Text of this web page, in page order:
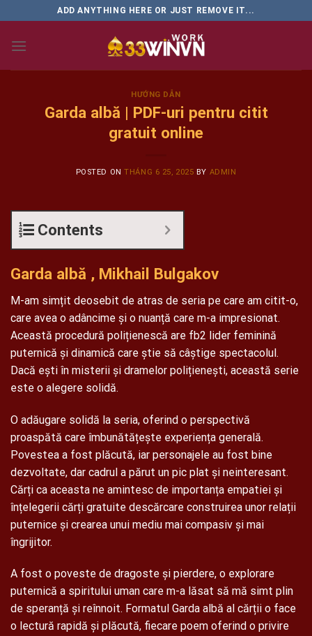
to
content
ADD ANYTHING HERE OR JUST REMOVE IT...
HƯỚNG DẪN
Garda albă | PDF-uri pentru citit
gratuit online
POSTED ONTHÁNG 6 25, 2025 BY ADMIN
Contents
Garda albă , Mikhail Bulgakov
M-am simțit deosebit de atras de seria pe care am citit-o,
care avea o adâncime și o nuanță care m-a impresionat.
Această procedură polițienescă are fb2 lider feminină
puternică și dinamică care știe să câștige spectacolul.
Dacă ești în misterii și dramelor polițienești, această serie
este o alegere solidă.
O adăugare solidă la seria, oferind o perspectivă
proaspătă care îmbunătățește experiența generală.
Povestea a fost plăcută, iar personajele au fost bine
dezvoltate, dar cadrul a părut un pic plat și neinteresant.
Cărți ca aceasta ne amintesc de importanța empatiei și
înțelegerii cărți gratuite descărcare construirea unor relații
puternice și crearea unui mediu mai compasiv și mai
îngrijitor.
A fost o poveste de dragoste și pierdere, o explorare
puternică a spiritului uman care m-a lăsat să mă simt plin
de speranță și reînnoit. Formatul Garda albă al cărții o face
o lectură rapidă și plăcută, fiecare poem oferind o privire